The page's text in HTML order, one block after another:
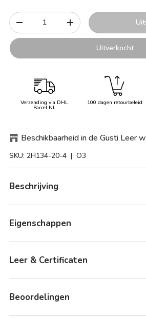
Aantal
-
+
Uitverkocht
Verzending via DHL
Parcel NL
100 dagen retourbeleid
Beschikbaarheid in de Gusti Leer
SKU: 2H134-20-4 | O3
Beschrijving
Eigenschappen
Leer & Certificaten
Beoordelingen